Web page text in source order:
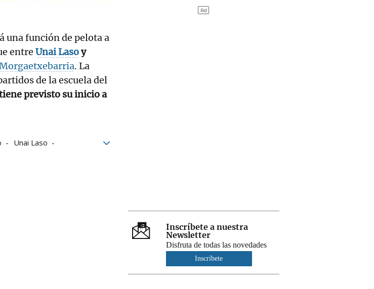
una función de pelota a
entre Unai Lasoy
. La
de la escuela del
previsto su inicio a
Unai Laso
Inscríbete a nuestra
Newsletter
Disfruta de todas las novedades
Inscríbete